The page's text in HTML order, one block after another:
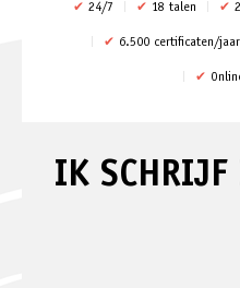
✔ 24/7 ✔ 18 talen ✔
✔ 6.500 certificaten/jaar
✔
IK